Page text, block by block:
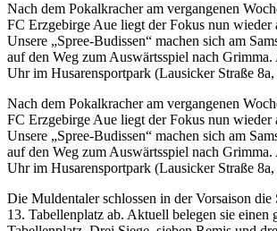
Nach dem Pokalkracher am vergangenen
FC Erzgebirge Aue liegt der Fokus nun wieder
Unsere „Spree-Budissen“ machen sich am
auf den Weg zum Auswärtsspiel nach
Uhr im Husarensportpark (Lausicker Straße
Nach dem Pokalkracher am vergangenen
FC Erzgebirge Aue liegt der Fokus nun wieder
Unsere „Spree-Budissen“ machen sich am
auf den Weg zum Auswärtsspiel nach
Uhr im Husarensportpark (Lausicker Straße
Die Muldentaler schlossen in der Vorsaison die
13. Tabellenplatz ab. Aktuell belegen sie einen